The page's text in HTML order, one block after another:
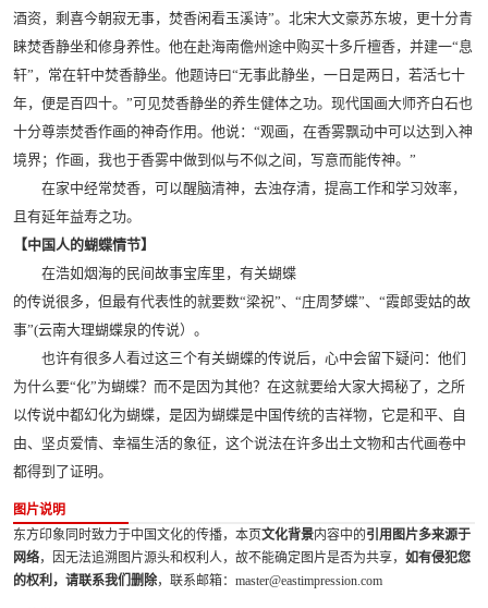
酒资，剩喜今朝寂无事，焚香闲看玉溪诗”。北宋大文豪苏东坡，更十分青
睐焚香静坐和修身养性。他在赴海南儋州途中购买十多斤檀香，并建一“息
轩”，常在轩中焚香静坐。他题诗曰“无事此静坐，一日是两日，若活七十
年，便是百四十。”可见焚香静坐的养生健体之功。现代国画大师齐白石也
十分尊崇焚香作画的神奇作用。他说：“观画，在香雾飘动中可以达到入神
境界；作画，我也于香雾中做到似与不似之间，写意而能传神。”
在家中经常焚香，可以醒脑清神，去浊存清，提高工作和学习效率，
且有延年益寿之功。
【中国人的蝴蝶情节】
在浩如烟海的民间故事宝库里，有关蝴蝶
的传说很多，但最有代表性的就要数“梁祝”、“庄周梦蝶”、“霞郎雯姑的故
事”(云南大理蝴蝶泉的传说）。
也许有很多人看过这三个有关蝴蝶的传说后，心中会留下疑问：他们
为什么要“化”为蝴蝶？而不是因为其他？在这就要给大家大揭秘了，之所
以传说中都幻化为蝴蝶，是因为蝴蝶是中国传统的吉祥物，它是和平、自
由、坚贞爱情、幸福生活的象征，这个说法在许多出土文物和古代画卷中
都得到了证明。
图片说明
东方印象同时致力于中国文化的传播，本页文化背景内容中的引用图片多来源于
网络，因无法追溯图片源头和权利人，故不能确定图片是否为共享， 如有侵犯您
的权利，请联系我们删除，联系邮箱：master@eastimpression.com